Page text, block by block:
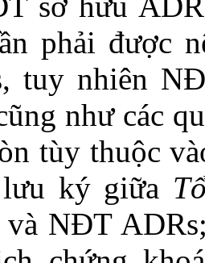
phải được
tuy nhiên
như các
tùy thuộc
ký giữa
và NĐT